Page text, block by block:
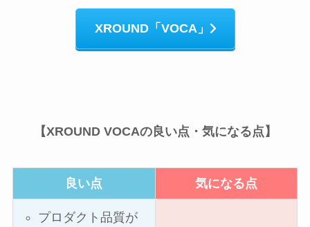
XROUND「VOCA」
【XROUND VOCAの良い点・気になる点】
良い点 気になる点
プロダクト品質が